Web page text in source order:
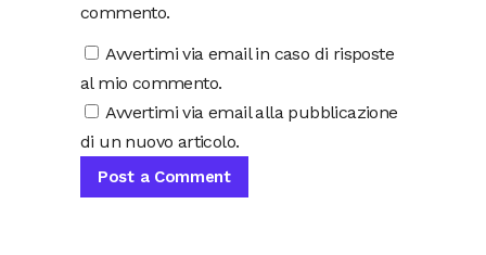
commento.
Avvertimi via email in caso di risposte
al mio commento.
Avvertimi via email alla pubblicazione
di un nuovo articolo.